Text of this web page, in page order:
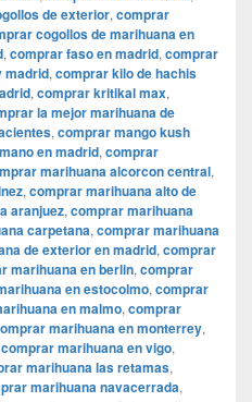
de exterior, comprar
cogollos de marihuana en
, comprar faso en madrid, comprar
madrid, comprar kilo de hachis
, comprar kritikal max,
la mejor marihuana de
, comprar mango kush
en madrid, comprar
marihuana alcorcon central,
, comprar marihuana alto de
aranjuez, comprar marihuana
carpetana, comprar marihuana
de exterior en madrid, comprar
marihuana en berlin, comprar
en estocolmo, comprar
en malmo, comprar
marihuana en monterrey,
comprar marihuana en vigo,
marihuana las retamas,
marihuana navacerrada,